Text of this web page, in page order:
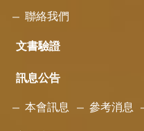
聯絡我們
文書驗證
訊息公告
本會訊息 參考消息